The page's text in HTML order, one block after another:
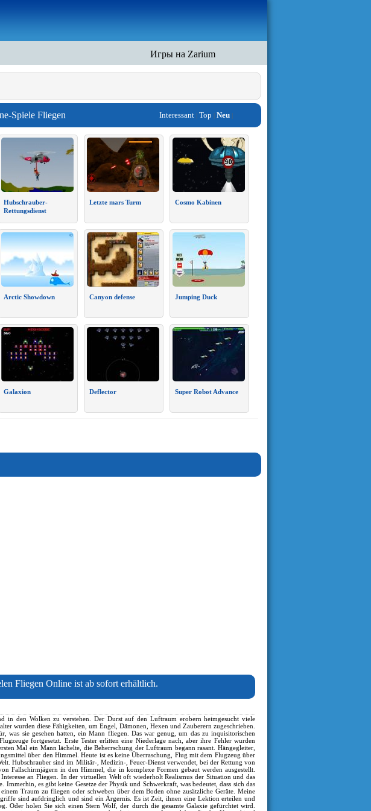
Fliegen Online ist ab sofort erhältlich.
den Wolken zu verstehen. Der Durst auf den Luftraum erobern heimgesucht viele
wurden diese Fähigkeiten, um Engel, Dämonen, Hexen und Zauberern zugeschrieben.
sie gesehen hatten, ein Mann fliegen. Das war genug, um das zu inquisitorischen
fortgesetzt. Erste Tester erlitten eine Niederlage nach, aber ihre Fehler wurden
Mal ein Mann lächelte, die Beherrschung der Luftraum begann rasant. Hängegleiter,
über den Himmel. Heute ist es keine Überraschung, Flug mit dem Flugzeug über
Hubschrauber sind im Militär-, Medizin-, Feuer-Dienst verwendet, bei der Rettung von
Fallschirmjägern in den Himmel, die in komplexe Formen gebaut werden ausgestellt.
an Fliegen. In der virtuellen Welt oft wiederholt Realismus der Situation und das
es gibt keine Gesetze der Physik und Schwerkraft, was bedeutet, dass sich das
Traum zu fliegen oder schweben über dem Boden ohne zusätzliche Geräte. Meine
sind aufdringlich und sind ein Ärgernis. Es ist Zeit, ihnen eine Lektion erteilen und
Oder holen Sie sich einen Stern Wolf, der durch die gesamte Galaxie gefürchtet wird.
Игры на Zarium
Spiele Fliegen Interessant | Top | Neu |
Hubschrauber-
Rettungsdienst
Letzte mars Turm Cosmo Kabinen
Arctic Showdown Canyon defense Jumping Duck
Galaxion Deflector Super Robot Advance